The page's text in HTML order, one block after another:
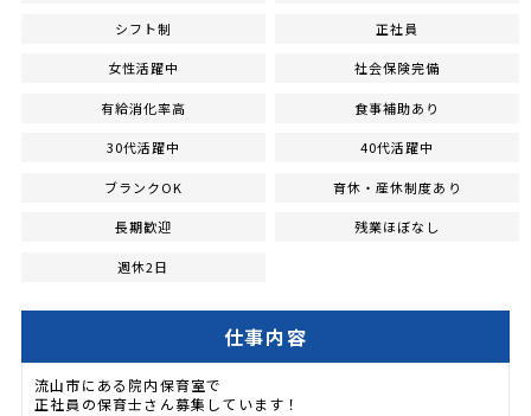
シフト制 正社員
女性活躍中 社会保険完備
有給消化率高 食事補助あり
30代活躍中 40代活躍中
ブランクOK 育休・産休制度あり
長期歓迎 残業ほぼなし
週休2日
仕事内容
流山市にある院内保育室で
正社員の保育士さん募集しています！